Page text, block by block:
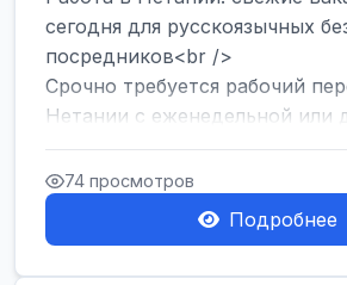
сегодня для русскоязычных
посредников<br />
Срочно требуется рабочий
Нетании с еженедельной или
оплатой<br />
Свежие вакансии в Нетании
74 просмотров
Подробнее